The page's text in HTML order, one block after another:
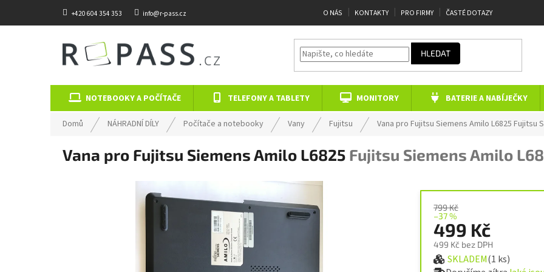
+420 604 354 353 info@r-pass.cz O NÁS KONTAKTY PRO FIRMY ČASTÉ DOTAZY
HLEDAT
NOTEBOOKY A POČÍTAČE TELEFONY A TABLETY MONITORY BATERIE A NABÍJEČKY
Domů NÁHRADNÍ DÍLY Počítače a notebooky Vany Fujitsu Vana pro Fujitsu Siemens Amilo L6825 Fujitsu
Vana pro Fujitsu Siemens Amilo L6825 Fujitsu Siemens Amilo
799 Kč
–37 %
499 Kč
499 Kč bez DPH
Měrná cena:
SKLADEM(1 ks)